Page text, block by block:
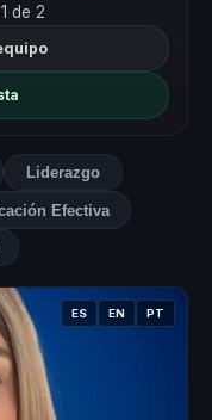
de 2
Liderazgo
Efectiva
ES EN PT